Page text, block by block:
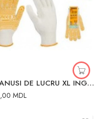
MANUSI DE LUCRU XL INGCO
MDL